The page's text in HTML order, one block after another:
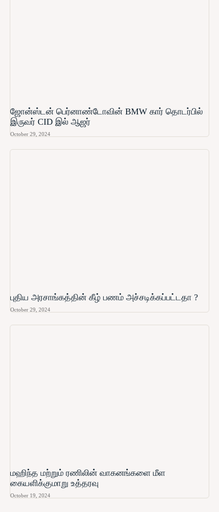
ஜோன்ஸ்டன் பெர்னாண்டோவின் BMW கார் தொடர்பில்
இருவர் CID இல் ஆஜர்
October 29, 2024
புதிய அரசாங்கத்தின் கீழ் பணம் அச்சடிக்கப்பட்டதா ?
October 29, 2024
மஹிந்த மற்றும் ரணிலின் வாகனங்களை மீள
கையளிக்குமாறு உத்தரவு
October 19, 2024